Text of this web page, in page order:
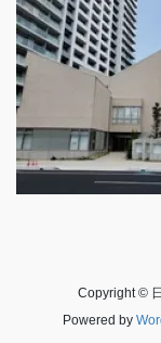
Copyright ©
Powered by